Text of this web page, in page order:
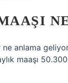
anlama
maaşı